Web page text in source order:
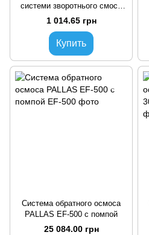
системи зворотнього смосу
3012 різьбовий
1 014.65 грн
Купить
Система обратного осмоса
PALLAS EF-500 с помпой
25 084.00 грн